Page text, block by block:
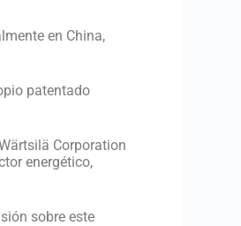
en China,
patentado
Corporation
energético,
sobre este